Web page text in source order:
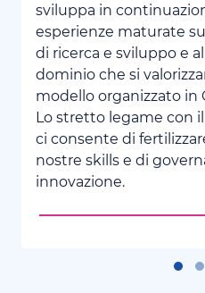
sviluppa in
esperienze maturate
di ricerca e sviluppo e
dominio che si
modello organizzato
Lo stretto legame con
ci consente di
nostre skills e di
innovazione.